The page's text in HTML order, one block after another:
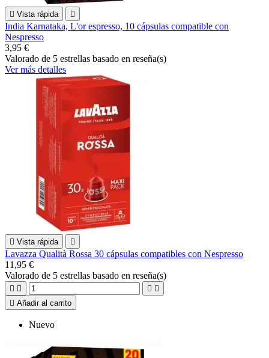
 Vista rápida 
India Karnataka, L'or espresso, 10 cápsulas compatible con
Nespresso
3,95 €
Valorado de 5 estrellas basado en reseña(s)
Ver más detalles
 Vista rápida 
Lavazza Qualità Rossa 30 cápsulas compatibles con Nespresso
11,95 €
Valorado de 5 estrellas basado en reseña(s)
   
 Añadir al carrito
Nuevo